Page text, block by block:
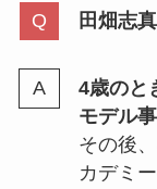
田畑志
4歳のと
モデル
その後
カデミ